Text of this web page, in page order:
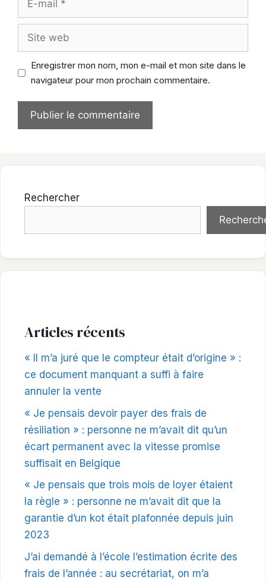
Site
Enregistrer mon nom, mon e-mail et mon site dans le
navigateur pour mon prochain commentaire.
Rechercher
Articles récents
« Il m’a juré que le compteur était d’origine » :
ce document manquant a suffi à faire
annuler la vente
« Je pensais devoir payer des frais de
résiliation » : personne ne m’avait dit qu’un
écart permanent avec la vitesse promise
suffisait en Belgique
« Je pensais que trois mois de loyer étaient
la règle » : personne ne m’avait dit que la
garantie d’un kot était plafonnée depuis juin
2023
J’ai demandé à l’école l’estimation écrite des
frais de l’année : au secrétariat, on m’a